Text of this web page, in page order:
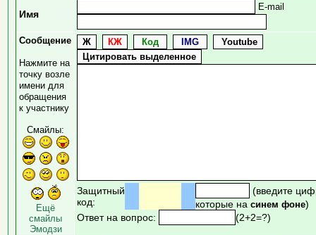
Имя
E-mail
Сообщение
Нажмите на
точку возле
имени для
обращения
к участнику
Смайлы:
Ещё
смайлы
Эмодзи
Защитный
код:
(введите
которые на синем фоне)
Ответ на вопрос:
(2+2=?)